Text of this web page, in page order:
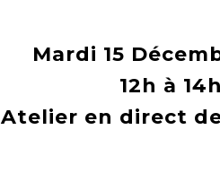
Mardi 15
12h à 14h
Atelier en direct